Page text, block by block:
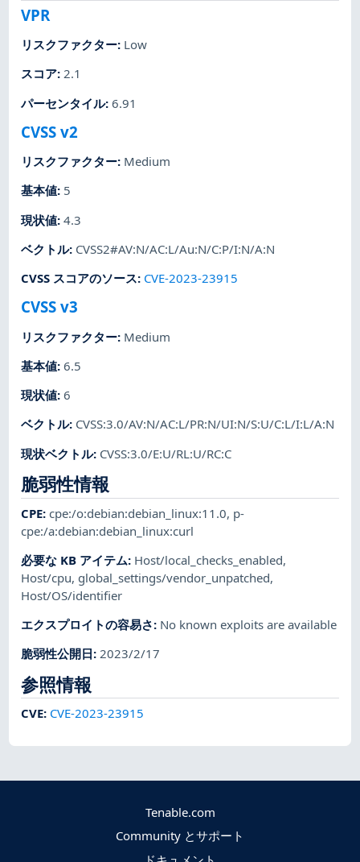
VPR
リスクファクター: Low
スコア:2.1
パーセンタイル:6.91
CVSS v2
リスクファクター: Medium
基本値: 5
現状値:4.3
ベクトル: CVSS2#AV:N/AC:L/Au:N/C:P/I:N/A:N
CVSS スコアのソース: CVE-2023-23915
CVSS v3
リスクファクター: Medium
基本値:6.5
現状値:6
ベクトル: CVSS:3.0/AV:N/AC:L/PR:N/UI:N/S:U/C:L/I:L/A:N
現状ベクトル: CVSS:3.0/E:U/RL:U/RC:C
脆弱性情報
CPE:cpe:/o:debian:debian_linux:11.0, p-
cpe:/a:debian:debian_linux:curl
必要な KB アイテム: Host/local_checks_enabled,
Host/cpu, global_settings/vendor_unpatched,
Host/OS/identifier
エクスプロイトの容易さ: No known exploits are available
脆弱性公開日:2023/2/17
参照情報
CVE: CVE-2023-23915
Tenable.com
Community とサポート